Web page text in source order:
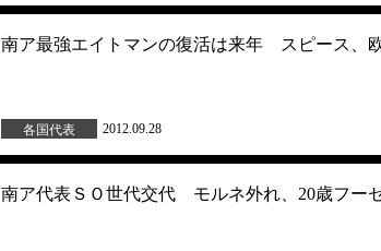
南ア最強エイトマンの復活は来年 スピース、
各国代表 2012.09.28
南ア代表ＳＯ世代交代 モルネ外れ、20歳フー